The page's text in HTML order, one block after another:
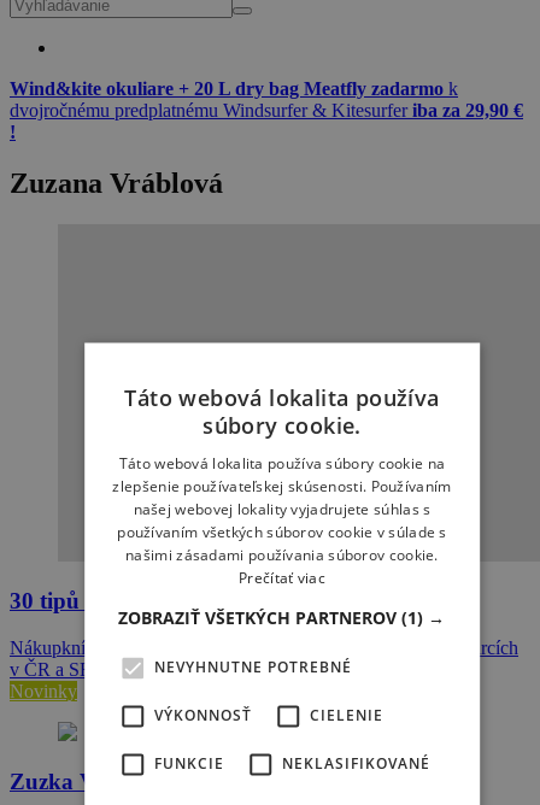
Wind&kite okuliare + 20 L dry bag Meatfly zadarmo k
dvojročnému predplatnému Windsurfer & Kitesurferiba za 29,90 €
!
Zuzana Vráblová
30 tipů na Wake od Jirky Hellera #1
Nákupkní poradce, tipy, jak a kde jezdit, průvodce po wakeparcích
v ČR a SR a ještě mnohem víc.
Novinky
Zuzka Vráblová relaxovala na Floride
Táto webová lokalita používa
súbory cookie.
Táto webová lokalita používa súbory cookie na
zlepšenie používateľskej skúsenosti. Používaním
našej webovej lokality vyjadrujete súhlas s
používaním všetkých súborov cookie v súlade s
našimi zásadami používania súborov cookie.
Prečítať viac
ZOBRAZIŤ VŠETKÝCH PARTNEROV(1) →
NEVYHNUTNE POTREBNÉ
VÝKONNOSŤ CIELENIE
FUNKCIE NEKLASIFIKOVANÉ